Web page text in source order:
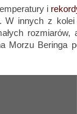
i
W innych z
rozmiarów,
Morzu Beringa